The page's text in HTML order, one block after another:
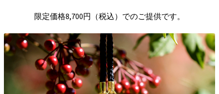
限定価格8,700円（税込）でのご提供です。